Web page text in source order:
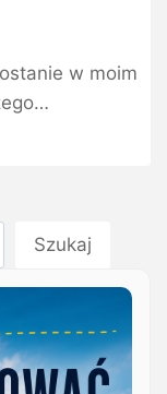
w moim
Szukaj